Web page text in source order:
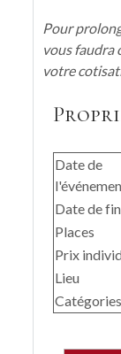
Pour
vous faudra
votre
Date de
Date de fin
Places
Prix
Lieu
Catégories